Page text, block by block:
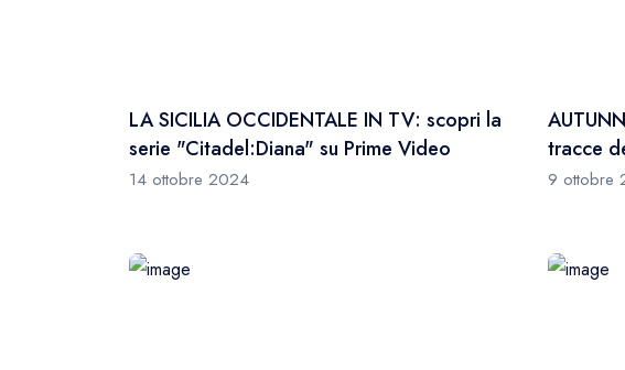
LA SICILIA OCCIDENTALE IN TV: scopri la
serie "Citadel:Diana" su Prime Video
14 ottobre 2024
tracce
9 ottobre